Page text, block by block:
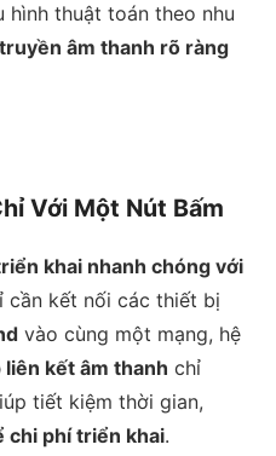
hình thuật toán theo nhu
truyền âm thanh rõ ràng
Với Một Nút Bấm
khai nhanh chóng với
cần kết nối các thiết bị
vào cùng một mạng, hệ
kết âm thanh chỉ
tiết kiệm thời gian,
chi phí triển khai.